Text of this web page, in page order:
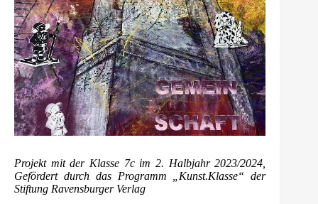
Projekt mit der Klasse 7c im 2. Halbjahr 2023/2024,
Gefördert durch das Programm „Kunst.Klasse“ der
Stiftung Ravensburger Verlag